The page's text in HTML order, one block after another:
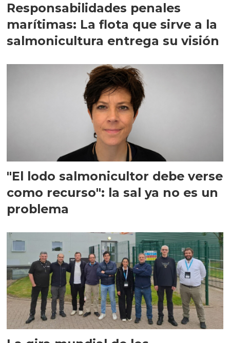
Responsabilidades penales
marítimas: La flota que sirve a la
salmonicultura entrega su visión
"El lodo salmonicultor debe verse
como recurso": la sal ya no es un
problema